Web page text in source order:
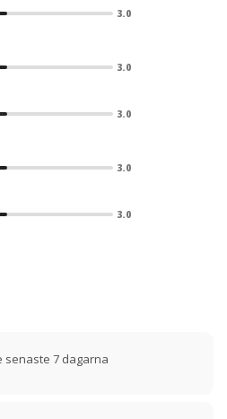
3.0
3.0
3.0
3.0
3.0
7 dagarna